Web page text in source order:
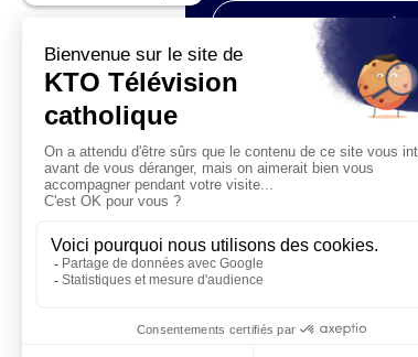
Visiter la page de